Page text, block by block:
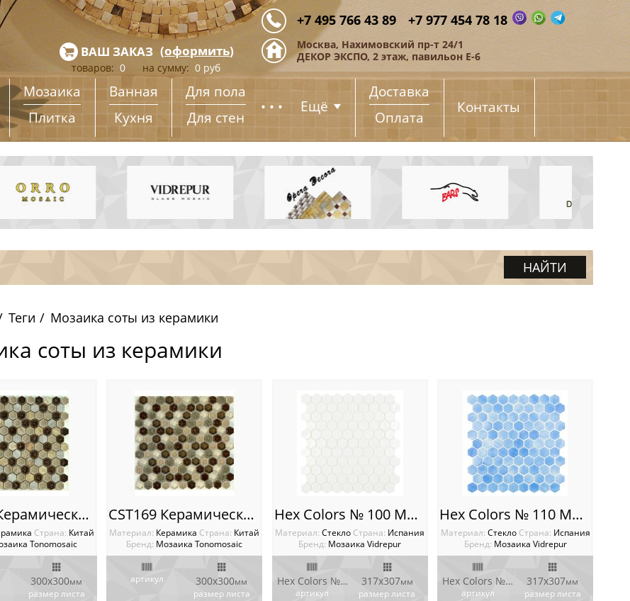
+7 495 766 43 89 +7 977 454 78 18
Москва, Нахимовский пр-т 24/1
ДЕКОР ЭКСПО, 2 этаж, павильон Е-6
ВАШ ЗАКАЗ (оформить)
товаров: 0 на сумму: 0 руб
Мозаика
Плитка
Ванная
Кухня
Для пола
Для стен
... Ещё
Доставка
Оплата
Контакты
Теги Мозаика соты из керамики
соты из керамики
CST165 Керамическая мозаика Tonomosaic
Cтрана: Китай
Tonomosaic
300х300мм
размер листа
CST169 Керамическая мозаика Tonomosaic
Материал: Керамика Cтрана: Китай
Бренд: Мозаика Tonomosaic
артикул 300х300мм
размер листа
Hex Colors № 100 Мозаика Vidrepur Hexagon
Материал:Стекло Cтрана: Испания
Бренд: Мозаика Vidrepur
Hex Colors № 100
артикул
317x307мм
размер листа
Hex Colors № 110 Мозаика Vidrepur Hexagon
Материал: Стекло Cтрана: Испания
Бренд: Мозаика Vidrepur
Hex Colors № 110
артикул
317x307мм
размер листа